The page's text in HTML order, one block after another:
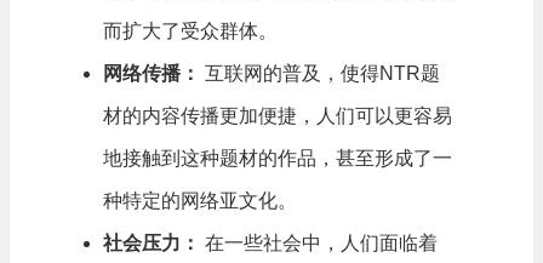
而扩大了受众群体。
网络传播： 互联网的普及，使得NTR题
材的内容传播更加便捷，人们可以更容易
地接触到这种题材的作品，甚至形成了一
种特定的网络亚文化。
社会压力： 在一些社会中，人们面临着